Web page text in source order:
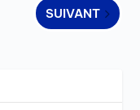
SUIVANT